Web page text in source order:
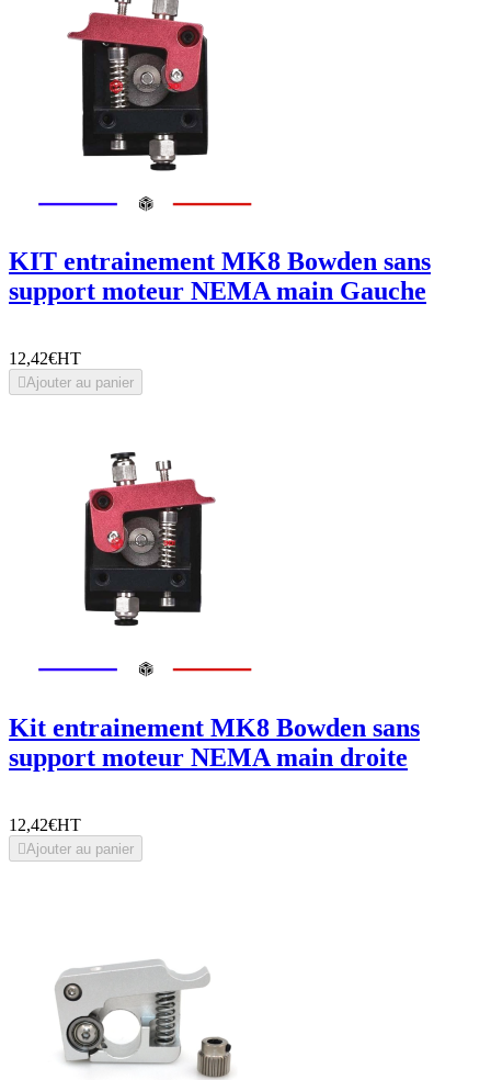
KIT entrainement MK8 Bowden sans
support moteur NEMA main Gauche
12,42€HT
Ajouter au panier
Kit entrainement MK8 Bowden sans
support moteur NEMA main droite
12,42€HT
Ajouter au panier